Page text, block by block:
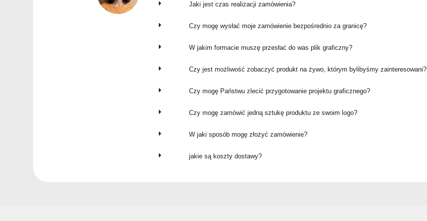
Jaki jest czas realizacji zamówienia?
Czy mogę wysłać moje zamówienie bezpośrednio za granicę?
W jakim formacie muszę przesłać do was plik graficzny?
Czy jest możliwość zobaczyć produkt na żywo, którym bylibyśmy zainteresowani?
Czy mogę Państwu zlecić przygotowanie projektu graficznego?
Czy mogę zamówić jedną sztukę produktu ze swoim logo?
W jaki sposób mogę złożyć zamówienie?
jakie są koszty dostawy?